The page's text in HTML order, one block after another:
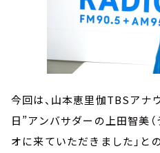
今回は、山本恵里伽TBSアナ
日”アンバサダーの上田智美
オに来ていただきました」と